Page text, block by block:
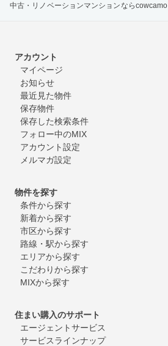
中古・リノベーションマンションならcowcamo
アカウント
マイページ
お知らせ
最近見た物件
保存物件
保存した検索条件
フォロー中のMIX
アカウント設定
メルマガ設定
物件を探す
条件から探す
新着から探す
市区から探す
路線・駅から探す
エリアから探す
こだわりから探す
MIXから探す
住まい購入のサポート
エージェントサービス
サービスラインナップ